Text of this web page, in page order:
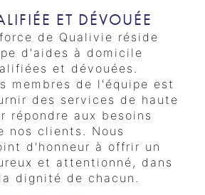
ET DÉVOUÉE
de Qualivie réside
d'aides à domicile
et dévouées.
membres de l'équipe est
des services de haute
répondre aux besoins
nos clients. Nous
d'honneur à offrir un
et attentionné, dans
dignité de chacun.